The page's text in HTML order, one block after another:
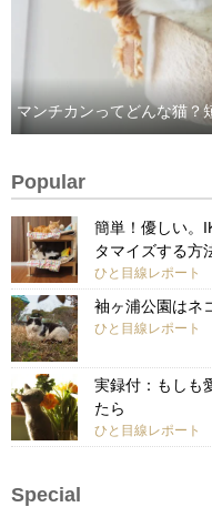
マンチカンってどんな猫？
Popular
簡単！優しい。
タマイズする方
ひと目線レポート
袖ヶ浦公園はネ
ひと目線レポート
実録付：もしも
たら
ひと目線レポート
Special